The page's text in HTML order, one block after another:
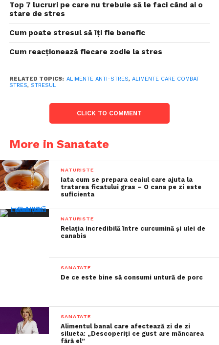
Top 7 lucruri pe care nu trebuie să le faci când ai o
stare de stres
Cum poate stresul să îţi fie benefic
Cum reacționează fiecare zodie la stres
RELATED TOPICS: ALIMENTE ANTI-STRES, ALIMENTE CARE COMBAT
STRES, STRESUL
CLICK TO COMMENT
More in Sanatate
NATURISTE
Iata cum se prepara ceaiul care ajuta la
tratarea ficatului gras – O cana pe zi este
suficienta
NATURISTE
Relația incredibilă între curcumină și ulei de
canabis
SANATATE
De ce este bine să consumi untură de porc
SANATATE
Alimentul banal care afectează zi de zi
silueta: „Descoperiți ce gust are mâncarea
fără el”